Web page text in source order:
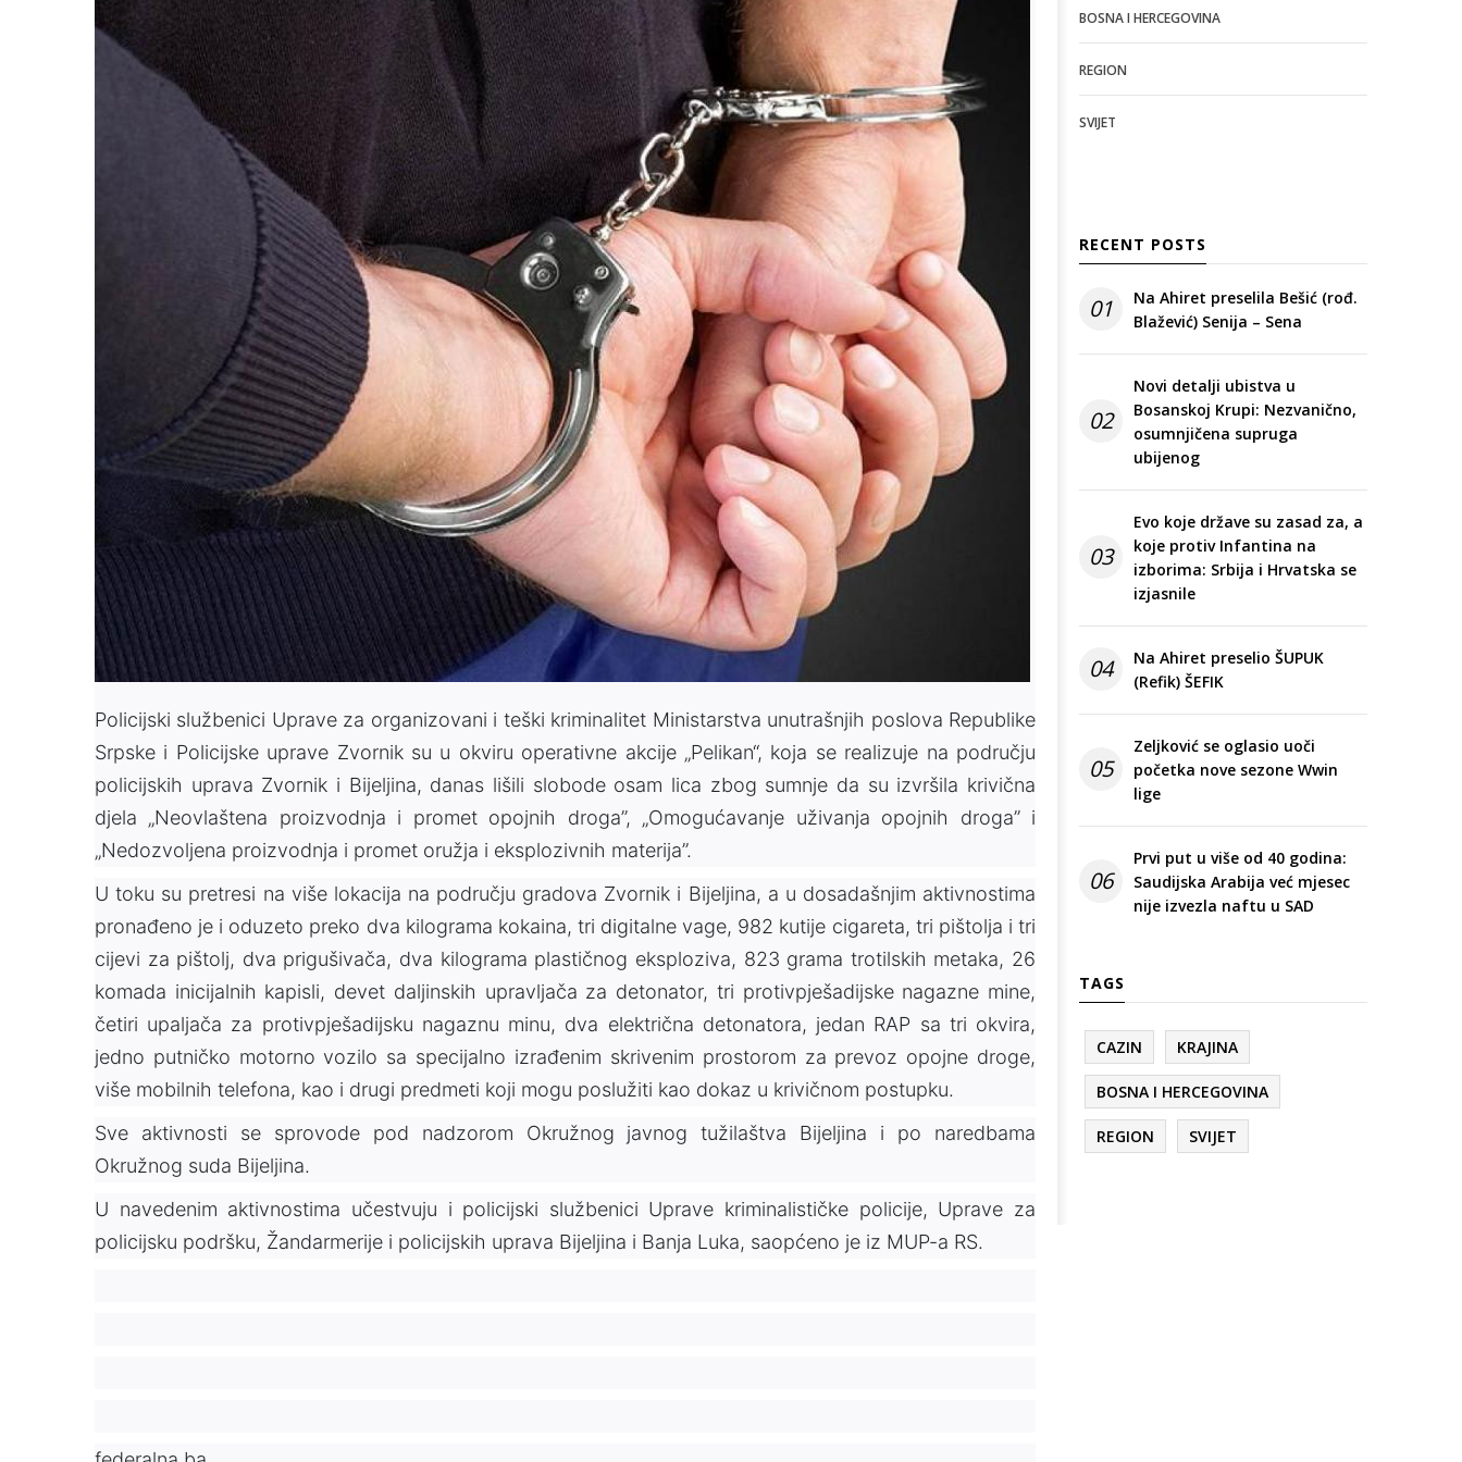
Policijski službenici Uprave za organizovani i teški kriminalitet Ministarstva unutrašnjih poslova Republike
Srpske i Policijske uprave Zvornik su u okviru operativne akcije „Pelikan“, koja se realizuje na području
policijskih uprava Zvornik i Bijeljina, danas lišili slobode osam lica zbog sumnje da su izvršila krivična
djela „Neovlaštena proizvodnja i promet opojnih droga”, „Omogućavanje uživanja opojnih droga” i
„Nedozvoljena proizvodnja i promet oružja i eksplozivnih materija”.
U toku su pretresi na više lokacija na području gradova Zvornik i Bijeljina, a u dosadašnjim aktivnostima
pronađeno je i oduzeto preko dva kilograma kokaina, tri digitalne vage, 982 kutije cigareta, tri pištolja i tri
cijevi za pištolj, dva prigušivača, dva kilograma plastičnog eksploziva, 823 grama trotilskih metaka, 26
komada inicijalnih kapisli, devet daljinskih upravljača za detonator, tri protivpješadijske nagazne mine,
četiri upaljača za protivpješadijsku nagaznu minu, dva električna detonatora, jedan RAP sa tri okvira,
jedno putničko motorno vozilo sa specijalno izrađenim skrivenim prostorom za prevoz opojne droge,
više mobilnih telefona, kao i drugi predmeti koji mogu poslužiti kao dokaz u krivičnom postupku.
Sve aktivnosti se sprovode pod nadzorom Okružnog javnog tužilaštva Bijeljina i po naredbama
Okružnog suda Bijeljina.
U navedenim aktivnostima učestvuju i policijski službenici Uprave kriminalističke policije, Uprave za
policijsku podršku, Žandarmerije i policijskih uprava Bijeljina i Banja Luka, saopćeno je iz MUP-a RS.
BOSNA I HERCEGOVINA
REGION
SVIJET
RECENT POSTS
01
Na Ahiret preselila Bešić (rođ.
Blažević) Senija – Sena
02
Novi detalji ubistva u
Bosanskoj Krupi: Nezvanično,
osumnjičena supruga
ubijenog
03
Evo koje države su zasad za, a
koje protiv Infantina na
izborima: Srbija i Hrvatska se
izjasnile
04
Na Ahiret preselio ŠUPUK
(Refik) ŠEFIK
05
Zeljković se oglasio uoči
početka nove sezone Wwin
lige
06
Prvi put u više od 40 godina:
Saudijska Arabija već mjesec
nije izvezla naftu u SAD
TAGS
CAZIN KRAJINA
BOSNA I HERCEGOVINA
REGION SVIJET